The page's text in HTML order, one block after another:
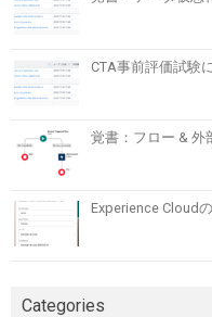
CTA事前評価試験
覚書：フロー & 外
Experience Cloud
Categories